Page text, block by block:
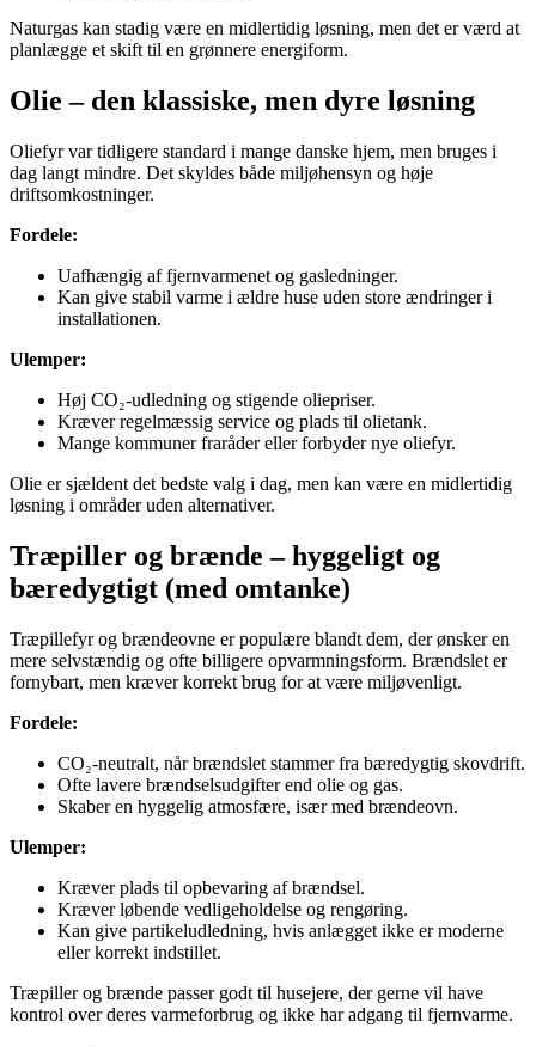
Naturgas kan stadig være en midlertidig løsning, men det er værd at
planlægge et skift til en grønnere energiform.
Olie – den klassiske, men dyre løsning
Oliefyr var tidligere standard i mange danske hjem, men bruges i
dag langt mindre. Det skyldes både miljøhensyn og høje
driftsomkostninger.
Fordele:
Uafhængig af fjernvarmenet og gasledninger.
Kan give stabil varme i ældre huse uden store ændringer i
installationen.
Ulemper:
Høj CO₂-udledning og stigende oliepriser.
Kræver regelmæssig service og plads til olietank.
Mange kommuner fraråder eller forbyder nye oliefyr.
Olie er sjældent det bedste valg i dag, men kan være en midlertidig
løsning i områder uden alternativer.
Træpiller og brænde – hyggeligt og
bæredygtigt (med omtanke)
Træpillefyr og brændeovne er populære blandt dem, der ønsker en
mere selvstændig og ofte billigere opvarmningsform. Brændslet er
fornybart, men kræver korrekt brug for at være miljøvenligt.
Fordele:
CO₂-neutralt, når brændslet stammer fra bæredygtig skovdrift.
Ofte lavere brændselsudgifter end olie og gas.
Skaber en hyggelig atmosfære, især med brændeovn.
Ulemper:
Kræver plads til opbevaring af brændsel.
Kræver løbende vedligeholdelse og rengøring.
Kan give partikeludledning, hvis anlægget ikke er moderne
eller korrekt indstillet.
Træpiller og brænde passer godt til husejere, der gerne vil have
kontrol over deres varmeforbrug og ikke har adgang til fjernvarme.